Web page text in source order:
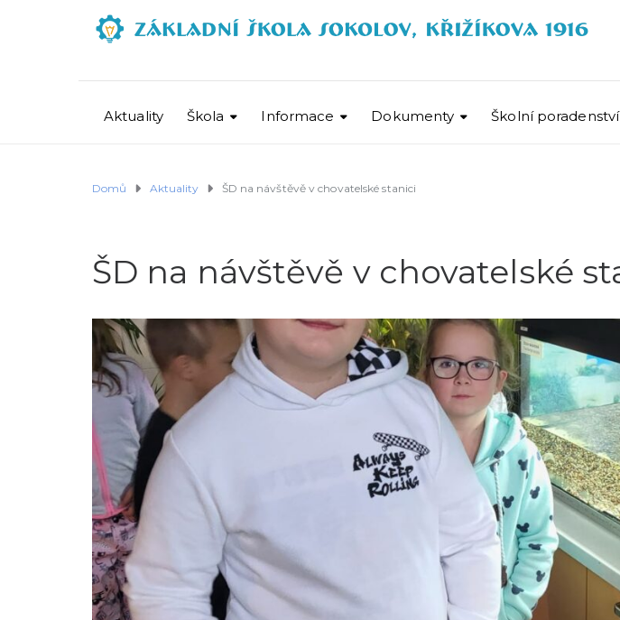
Aktuality Škola Informace Dokumenty Školní poradenství
Domů Aktuality ŠD na návštěvě v chovatelské stanici
ŠD na návštěvě v chovatelské